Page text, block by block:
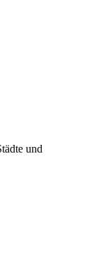
und